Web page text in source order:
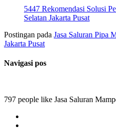
5447 Rekomendasi Solusi
Selatan Jakarta Pusat
Postingan pada Jasa Saluran Pipa
Jakarta Pusat
Navigasi pos
797 people like Jasa Saluran